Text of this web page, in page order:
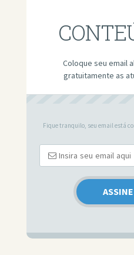
Coloque seu email
gratuitamente as
Fique tranquilo, seu email está